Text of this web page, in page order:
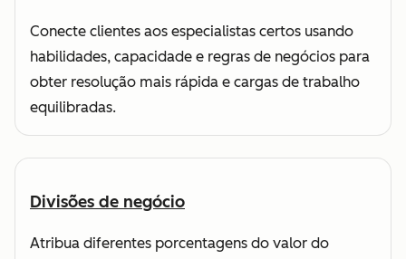
Conecte clientes aos especialistas certos usando
habilidades, capacidade e regras de negócios para
obter resolução mais rápida e cargas de trabalho
equilibradas.
Divisões de negócio
Atribua diferentes porcentagens do valor do